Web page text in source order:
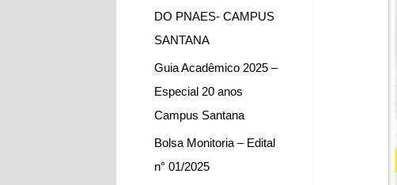
DO PNAES- CAMPUS
SANTANA
Guia Acadêmico 2025 –
Especial 20 anos
Campus Santana
Bolsa Monitoria – Edital
n° 01/2025